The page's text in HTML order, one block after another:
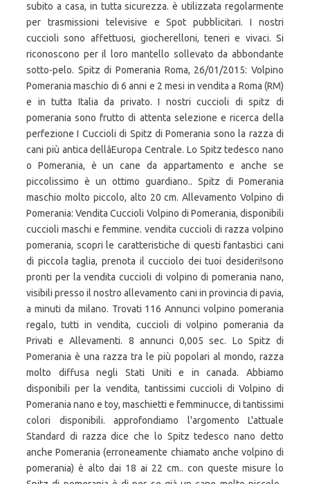
subito a casa, in tutta sicurezza. è utilizzata regolarmente
per trasmissioni televisive e Spot pubblicitari. I nostri
cuccioli sono affettuosi, giocherelloni, teneri e vivaci. Si
riconoscono per il loro mantello sollevato da abbondante
sotto-pelo. Spitz di Pomerania Roma, 26/01/2015: Volpino
Pomerania maschio di 6 anni e 2 mesi in vendita a Roma (RM)
e in tutta Italia da privato. I nostri cuccioli di spitz di
pomerania sono frutto di attenta selezione e ricerca della
perfezione I Cuccioli di Spitz di Pomerania sono la razza di
cani più antica dellâEuropa Centrale. Lo Spitz tedesco nano
o Pomerania, è un cane da appartamento e anche se
piccolissimo è un ottimo guardiano.. Spitz di Pomerania
maschio molto piccolo, alto 20 cm. Allevamento Volpino di
Pomerania: Vendita Cuccioli Volpino di Pomerania, disponibili
cuccioli maschi e femmine. vendita cuccioli di razza volpino
pomerania, scopri le caratteristiche di questi fantastici cani
di piccola taglia, prenota il cucciolo dei tuoi desideri!sono
pronti per la vendita cuccioli di volpino di pomerania nano,
visibili presso il nostro allevamento cani in provincia di pavia,
a minuti da milano. Trovati 116 Annunci volpino pomerania
regalo, tutti in vendita, cuccioli di volpino pomerania da
Privati e Allevamenti. 8 annunci 0,005 sec. Lo Spitz di
Pomerania è una razza tra le più popolari al mondo, razza
molto diffusa negli Stati Uniti e in canada. Abbiamo
disponibili per la vendita, tantissimi cuccioli di Volpino di
Pomerania nano e toy, maschietti e femminucce, di tantissimi
colori disponibili. approfondiamo l'argomento L'attuale
Standard di razza dice che lo Spitz tedesco nano detto
anche Pomerania (erroneamente chiamato anche volpino di
pomerania) è alto dai 18 ai 22 cm.. con queste misure lo